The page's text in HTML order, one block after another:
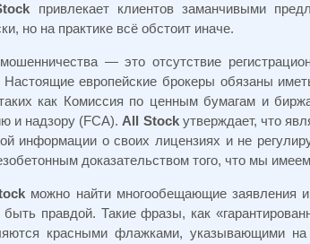
привлекает клиентов заманчивыми
но на практике всё обстоит иначе.
— это отсутствие
Настоящие европейские брокеры обязаны
как Комиссия по ценным бумагам и
и надзору (FCA). All Stock утверждает, что
информации о своих лицензиях и не
доказательством того, что мы
можно найти многообещающие заявления
правдой. Такие фразы, как
красными флажками, указывающими